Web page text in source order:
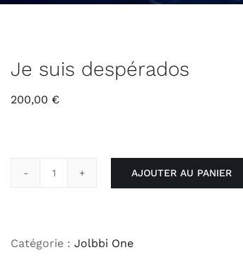
Je suis despérados
200,00 €
suis
AJOUTER AU PANIER
Catégorie : Jolbbi One